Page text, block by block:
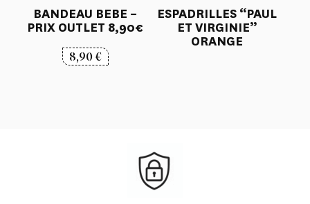
BANDEAU BEBE –
PRIX OUTLET 8,90€
8,90€
ESPADRILLES “PAUL
ET VIRGINIE”
ORANGE